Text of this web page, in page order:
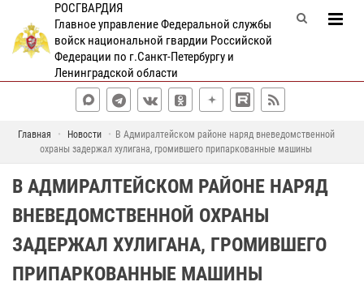
РОСГВАРДИЯ
Главное управление Федеральной службы
войск национальной гвардии Российской
Федерации по г.Санкт-Петербургу и
Ленинградской области
Главная Новости
В Адмиралтейском районе наряд вневедомственной
охраны задержал хулигана, громившего припаркованные машины
В АДМИРАЛТЕЙСКОМ РАЙОНЕ НАРЯД
ВНЕВЕДОМСТВЕННОЙ ОХРАНЫ
ЗАДЕРЖАЛ ХУЛИГАНА, ГРОМИВШЕГО
ПРИПАРКОВАННЫЕ МАШИНЫ